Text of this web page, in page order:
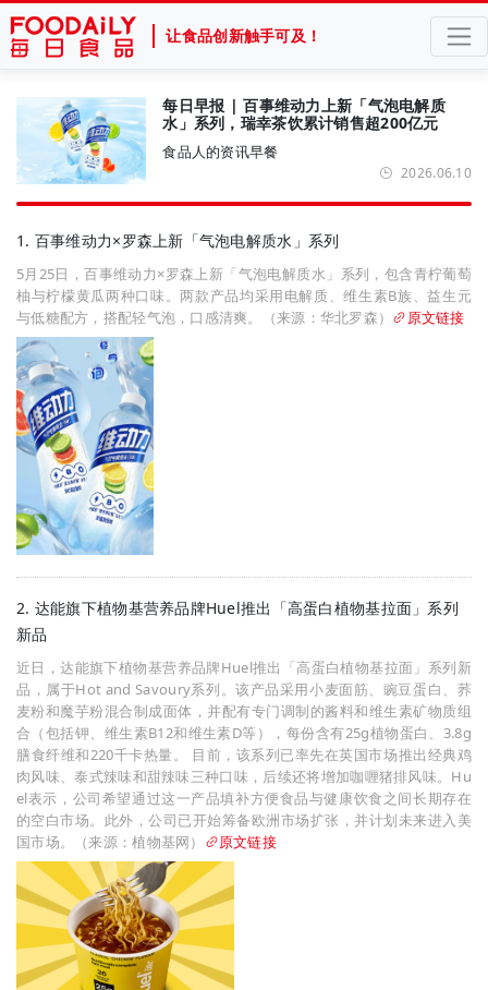
让食品创新触手可及！
每日早报 | 百事维动力上新「气泡电解质
水」系列，瑞幸茶饮累计销售超200亿元
食品人的资讯早餐
2026.06.10
1. 百事维动力×罗森上新「气泡电解质水」系列
5月25日，百事维动力×罗森上新「气泡电解质水」系列，包含青柠葡萄
柚与柠檬黄瓜两种口味。两款产品均采用电解质、维生素B族、益生元
与低糖配方，搭配轻气泡，口感清爽。（来源：华北罗森）
原文链接
2. 达能旗下植物基营养品牌Huel推出「高蛋白植物基拉面」系列
新品
近日，达能旗下植物基营养品牌Huel推出「高蛋白植物基拉面」系列新
品，属于Hot and Savoury系列。该产品采用小麦面筋、豌豆蛋白、荞
麦粉和魔芋粉混合制成面体，并配有专门调制的酱料和维生素矿物质组
合（包括钾、维生素B12和维生素D等），每份含有25g植物蛋白、3.8g
膳食纤维和220千卡热量。 目前，该系列已率先在英国市场推出经典鸡
肉风味、泰式辣味和甜辣味三种口味，后续还将增加咖喱猪排风味。Hu
el表示，公司希望通过这一产品填补方便食品与健康饮食之间长期存在
的空白市场。此外，公司已开始筹备欧洲市场扩张，并计划未来进入美
国市场。（来源：植物基网）
原文链接